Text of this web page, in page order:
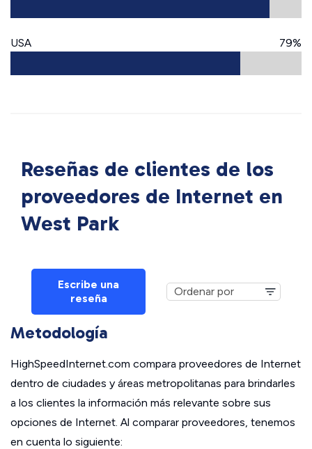
USA 79%
Reseñas de clientes de los
proveedores de Internet en
West Park
Escribe una
reseña
Metodología
HighSpeedInternet.com compara proveedores de Internet
dentro de ciudades y áreas metropolitanas para brindarles
a los clientes la información más relevante sobre sus
opciones de Internet. Al comparar proveedores, tenemos
en cuenta lo siguiente: